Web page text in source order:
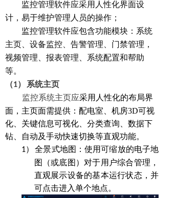
监控管理软件应采用人性化界面设
计 ，易于维护管理人员的操作；
监控管理软件应包含功能模块：系统
主页、设备监控、告警管理、门禁管理，
视频管理、报表管理、系统配置和帮助
等。
（1）
系统主页
监控系统主页应采用人性化的布局界
面，主页面需提供： 配电室、 机房3D可视
化、关键信息可视化、分类查询、数据下
钻、自动及手动快速切换等直观功能。
1）
全景式地图：使用可缩放的电子地
图（或底图）对于用户综合管理，
直观展示设备的基本运行状态，并
可点击进入单个地点。